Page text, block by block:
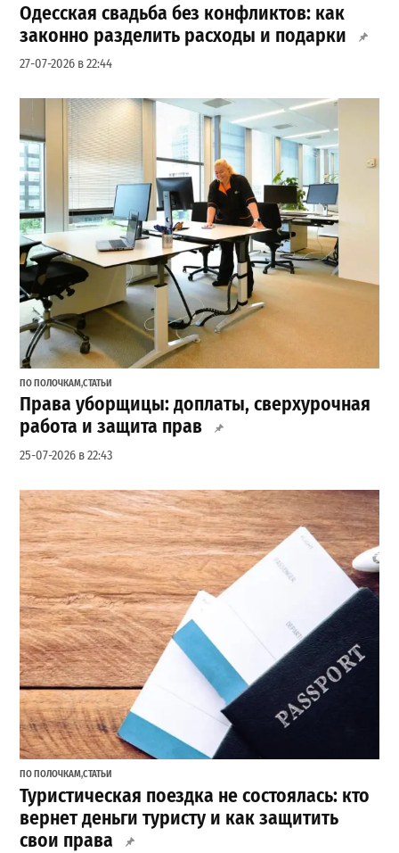
Одесская свадьба без конфликтов: как
законно разделить расходы и подарки
27-07-2026 в 22:44
ПО ПОЛОЧКАМ,СТАТЬИ
Права уборщицы: доплаты, сверхурочная
работа и защита прав
25-07-2026 в 22:43
ПО ПОЛОЧКАМ,СТАТЬИ
Туристическая поездка не состоялась: кто
вернет деньги туристу и как защитить
свои права